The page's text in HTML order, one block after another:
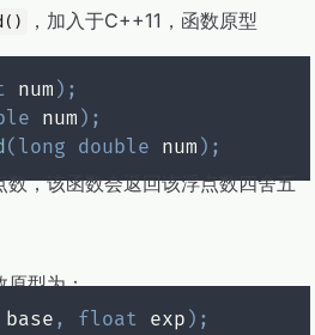
，加入于C++11，函数原型
num ) ;
num ) ;
( long double num ) ;
，该函数会返回该浮点数四舍五
原型为：
base , float exp ) ;